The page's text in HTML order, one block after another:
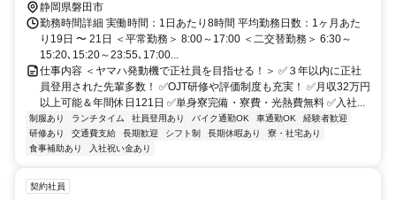
静岡県磐田市
勤務時間詳細 実働時間：1日あたり8時間 平均勤務日数：1ヶ月あた
り19日 〜 21日 ＜平常勤務＞ 8:00～17:00 ＜二交替勤務＞ 6:30～
15:20､15:20～23:55､17:00...
仕事内容 ＜ヤマハ発動機で正社員を目指せる！＞ ✅３年以内に正社
員登用された先輩多数！ ✅OJT研修や評価制度も充実！ ✅月収32万円
以上可能＆年間休日121日 ✅単身寮完備・寮費・光熱費無料 ✅入社...
制服あり ランチタイム 社員登用あり バイク通勤OK 車通勤OK
経験者歓迎
研修あり
交通費支給 長期歓迎 シフト制 長期休暇あり
寮・社宅あり
食事補助あり
入社祝い金あり
契約社員